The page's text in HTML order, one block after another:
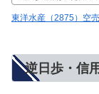
東洋水産（2875）空
逆日歩・信